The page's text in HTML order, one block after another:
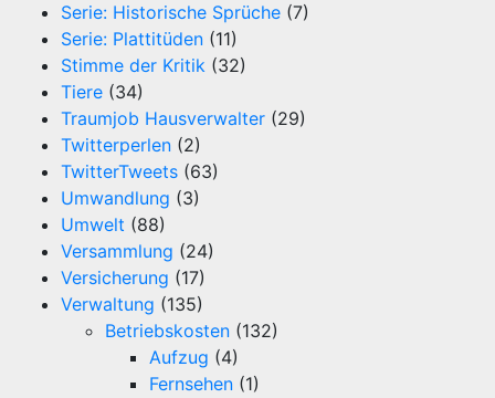
Serie: Historische Sprüche (7)
Serie: Plattitüden (11)
Stimme der Kritik (32)
Tiere (34)
Traumjob Hausverwalter (29)
Twitterperlen (2)
TwitterTweets (63)
Umwandlung (3)
Umwelt (88)
Versammlung (24)
Versicherung (17)
Verwaltung (135)
Betriebskosten (132)
Aufzug (4)
Fernsehen (1)